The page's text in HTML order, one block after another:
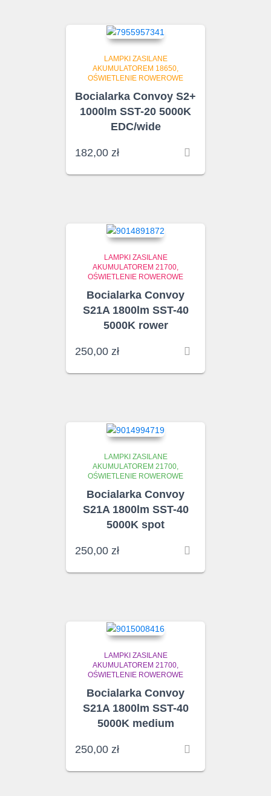
LAMPKI ZASILANE
AKUMULATOREM 18650
OŚWIETLENIE ROWEROWE
Bocialarka Convoy S2+
1000lm SST-20 5000K
EDC/wide
182,00 zł
LAMPKI ZASILANE
AKUMULATOREM 21700
OŚWIETLENIE ROWEROWE
Bocialarka Convoy
S21A 1800lm SST-40
5000K rower
250,00 zł
LAMPKI ZASILANE
AKUMULATOREM 21700
OŚWIETLENIE ROWEROWE
Bocialarka Convoy
S21A 1800lm SST-40
5000K spot
250,00 zł
LAMPKI ZASILANE
AKUMULATOREM 21700
OŚWIETLENIE ROWEROWE
Bocialarka Convoy
S21A 1800lm SST-40
5000K medium
250,00 zł